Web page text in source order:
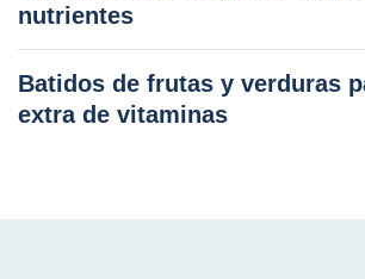
nutrientes
Batidos de frutas y verduras
extra de vitaminas